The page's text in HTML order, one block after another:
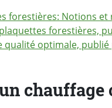
forestières: Notions
forestières,
qualité optimale, publié
chauffage